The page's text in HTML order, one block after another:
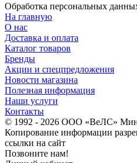
Обработка персональных
На главную
О нас
Доставка и оплата
Каталог товаров
Бренды
Акции и спецпредложения
Новости магазина
Полезная информация
Наши услуги
Контакты
© 1992 - 2026 ООО «ВеЛС»
Копирование информации
ссылки на сайт
Позвоните нам!